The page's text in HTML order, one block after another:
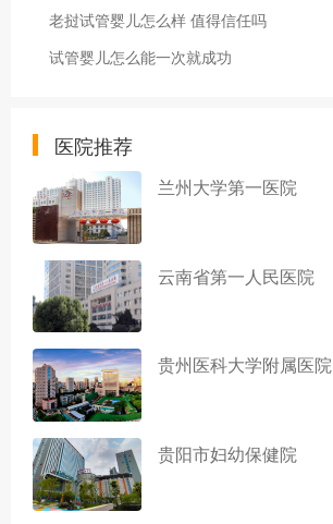
老挝试管婴儿怎么样 值得信任吗
试管婴儿怎么能一次就成功
医院推荐
兰州大学第一医院
云南省第一人民医院
贵州医科大学附属医院
贵阳市妇幼保健院